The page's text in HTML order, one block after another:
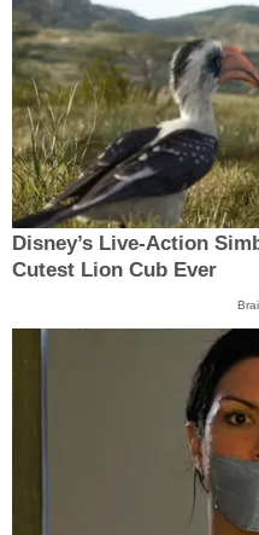
Disney’s Live-Action
Cutest Lion Cub Ever